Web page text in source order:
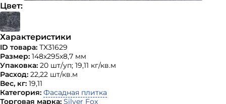
Цвет:
Характеристики
ID товара: ТХ31629
Размер: 148х295х8,7 мм
Упаковка: 20 шт/уп; 19,11 кг/кв.м
Расход: 22,22 шт/кв.м
Вес, кг: 19,11
Категория: Фасадная плитка
Торговая марка: Silver Fox